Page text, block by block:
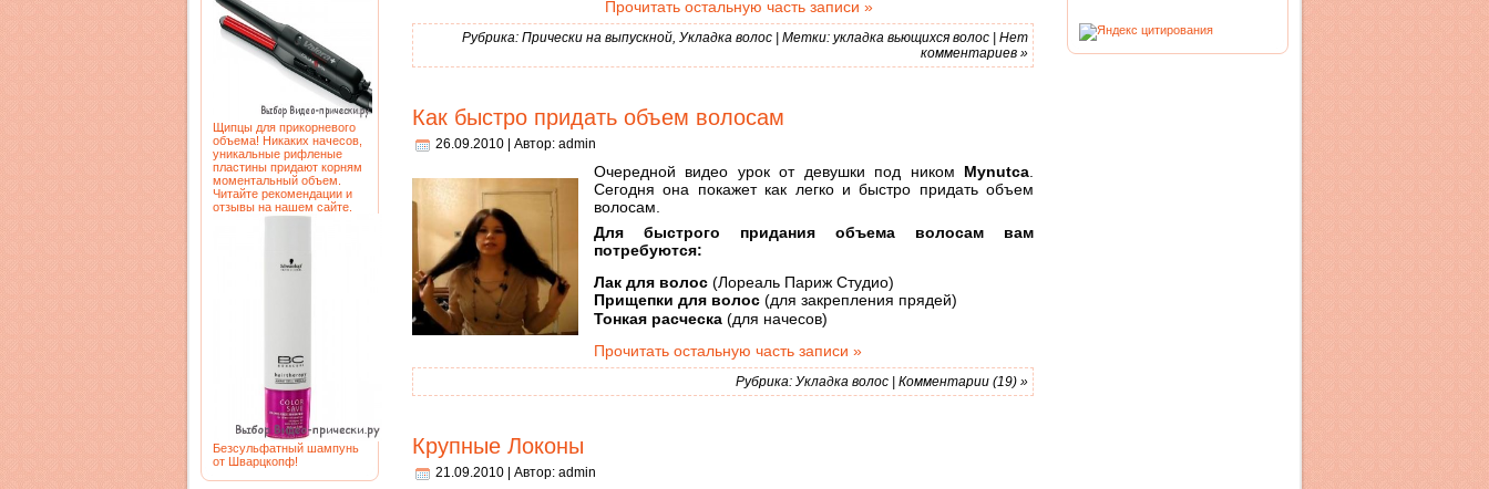
Щипцы для прикорневого
объема! Никаких начесов,
уникальные рифленые
пластины придают корням
моментальный объем.
Читайте рекомендации и
отзывы на нашем сайте.
Безсульфатный шампунь
от Шварцкопф!
Прочитать остальную часть записи »
Рубрика: Прически на выпускной, Укладка волос | Метки: укладка вьющихся волос
Нет
комментариев »
Как быстро придать объем волосам
26.09.2010 | Автор: admin
Очередной видео урок от девушки под ником Mynutca
Сегодня она покажет как легко и быстро придать объем
волосам.
Для быстрого придания объема волосам вам
потребуются:
Лак для волос (Лореаль Париж Студио)
Прищепки для волос (для закрепления прядей)
Тонкая расческа (для начесов)
Прочитать остальную часть записи »
Рубрика: Укладка волос Комментарии (19) »
Крупные Локоны
21.09.2010 | Автор: admin